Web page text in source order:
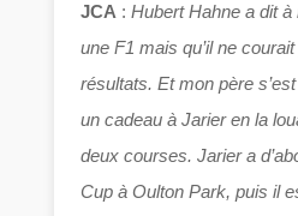
JCA : Hubert Hahne a dit à
une F1 mais qu’il ne
résultats. Et mon père
un cadeau à Jarier en la
deux courses. Jarier a
Cup à Oulton Park, puis il